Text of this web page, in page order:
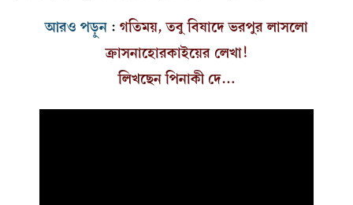
আরও পড়ুন : গতিময়, তবু বিষাদে ভরপুর লাসলো
ক্রাসনাহোরকাইয়ের লেখা!
লিখছেন পিনাকী দে…